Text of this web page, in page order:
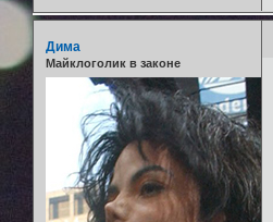
Дима
Майклоголик в законе